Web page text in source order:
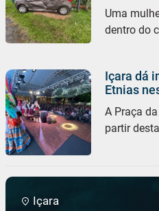
Uma
dentro do
Içara dá
Etnias
A Praça
partir desta
Içara